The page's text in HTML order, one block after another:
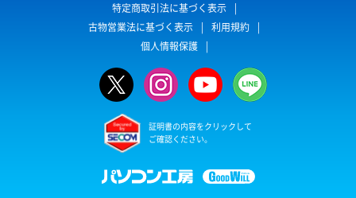
特定商取引法に基づく表示
古物営業法に基づく表示
利用規約
個人情報保護
証明書の内容をクリックして
ご確認ください。